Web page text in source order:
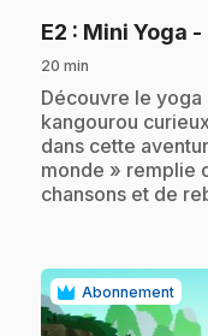
E2 : Mini Yoga
20 min
.Découvre le
kangourou
dans cette
monde » remplie
chansons et de
Abonnement